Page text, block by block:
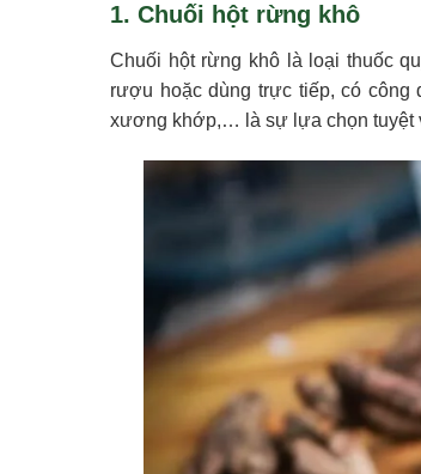
1. Chuối hột rừng khô
Chuối hột rừng khô là loại thuốc
rượu hoặc dùng trực tiếp, có công
xương khớp,… là sự lựa chọn tuyệt